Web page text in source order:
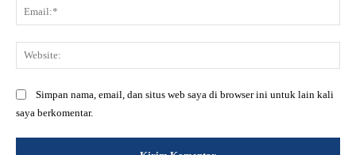
Simpan nama, email, dan situs web saya di browser ini untuk lain kali
saya berkomentar.